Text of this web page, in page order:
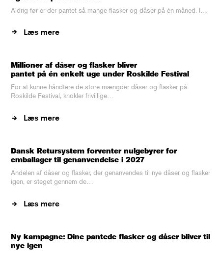
Aldrig før er der pantet så mange flasker og dåser på én måned. I…
Læs mere
Millioner af dåser og flasker bliver
pantet på én enkelt uge under Roskilde Festival
For at kunne håndtere de store mængder dåser og flasker på
Roskilde Festival, knokler frivillige…
Læs mere
Dansk Retursystem forventer nulgebyrer for
emballager til genanvendelse i 2027
Andelen af dåser og flasker, der genanvendes til nye dåser og flasker
igen, er steget gennem de…
Læs mere
Ny kampagne: Dine pantede flasker og dåser bliver til
nye igen